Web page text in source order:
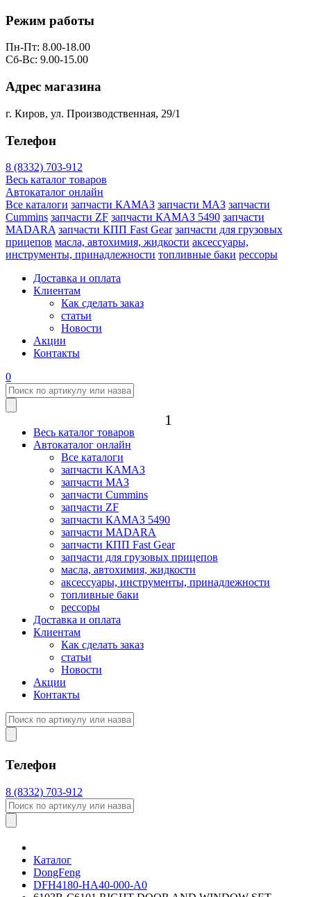
Режим работы
Пн-Пт: 8.00-18.00
Сб-Вс: 9.00-15.00
Адрес магазина
г. Киров, ул. Производственная, 29/1
Телефон
8 (8332) 703-912
Весь каталог товаров
Автокаталог онлайн
Все каталоги запчасти КАМАЗ запчасти МАЗ запчасти
Cummins запчасти ZF запчасти КАМАЗ 5490 запчасти
MADARA запчасти КПП Fast Gear запчасти для грузовых
прицепов масла, автохимия, жидкости аксессуары,
инструменты, принадлежности топливные баки рессоры
Доставка и оплата
Клиентам
Как сделать заказ
статьи
Новости
Акции
Контакты
0
Весь каталог товаров
Автокаталог онлайн
Все каталоги
запчасти КАМАЗ
запчасти МАЗ
запчасти Cummins
запчасти ZF
запчасти КАМАЗ 5490
запчасти MADARA
запчасти КПП Fast Gear
запчасти для грузовых прицепов
масла, автохимия, жидкости
аксессуары, инструменты, принадлежности
топливные баки
рессоры
Доставка и оплата
Клиентам
Как сделать заказ
статьи
Новости
Акции
Контакты
Телефон
8 (8332) 703-912
Каталог
DongFeng
DFH4180-HA40-000-A0
1